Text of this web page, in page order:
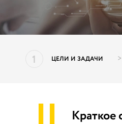
1 ЦЕЛИ И ЗАДАЧИ >
Краткое